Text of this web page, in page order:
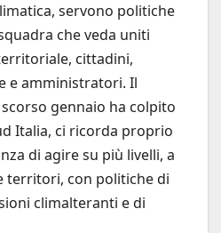
servono politiche
che veda uniti
cittadini,
e amministratori. Il
gennaio ha colpito
Italia, ci ricorda proprio
di agire su più livelli, a
territori, con politiche di
climalteranti e di